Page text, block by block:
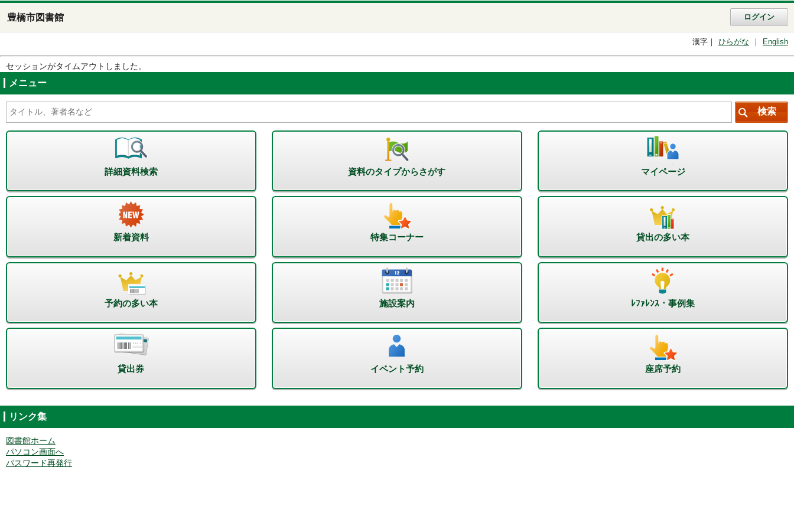
豊橋市図書館 ログイン
漢字 ひらがな English
セッションがタイムアウトしました。
メニュー
詳細資料検索 資料のタイプからさがす マイページ
新着資料 特集コーナー 貸出の多い本
予約の多い本 施設案内 ﾚﾌｧﾚﾝｽ・事例集
貸出券 イベント予約 座席予約
リンク集
図書館ホーム
パソコン画面へ
パスワード再発行